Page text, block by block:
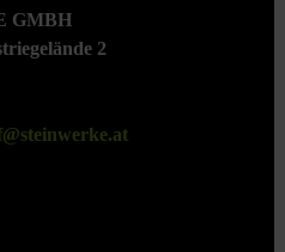
GMBH
2